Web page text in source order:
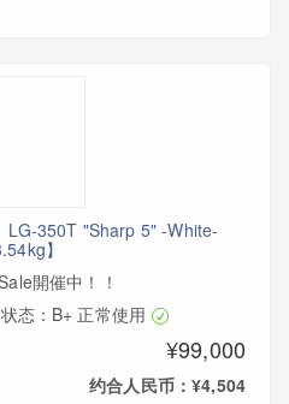
LG-350T "Sharp 5" -White-
】
開催中！！
状态：B+ 正常使用
¥99,000
约合人民币：¥4,504